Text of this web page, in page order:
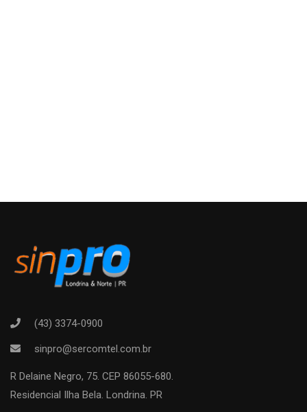
(43) 3374-0900
sinpro@sercomtel.com.br
R Delaine Negro, 75. CEP 86055-680.
Residencial Ilha Bela. Londrina. PR